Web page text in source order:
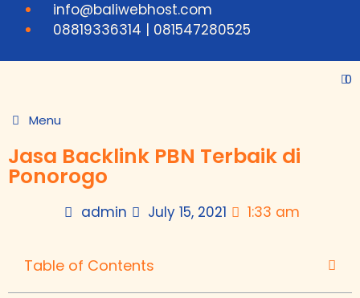
info@baliwebhost.com
08819336314 | 081547280525
0
Menu
Jasa Backlink PBN Terbaik di
Ponorogo
admin July 15, 2021 1:33 am
Table of Contents